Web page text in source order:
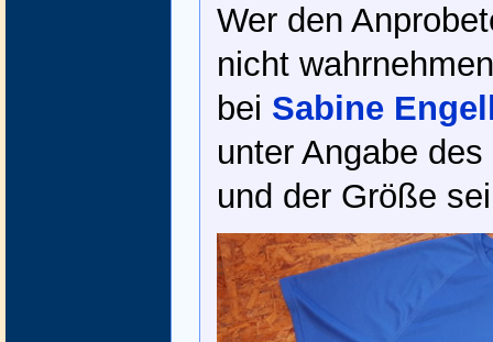
Wer den
nicht
bei Sabine
unter Angabe
und der Größe